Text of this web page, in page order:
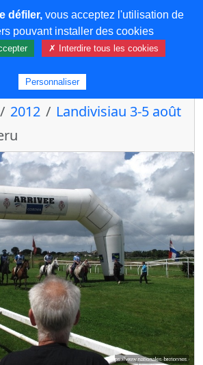
2012
Landivisiau 3-5 août
défiler,vous acceptez l'utilisation de
pouvant installer des cookies
✗ Interdire tous les cookies
Personnaliser